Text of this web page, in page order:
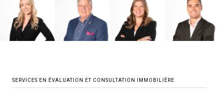
SERVICES EN ÉVALUATION ET CONSULTATION IMMOBILIÈRE